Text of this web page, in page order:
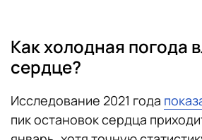
Как холодная погода
сердце?
Исследование 2021 года
пик остановок сердца